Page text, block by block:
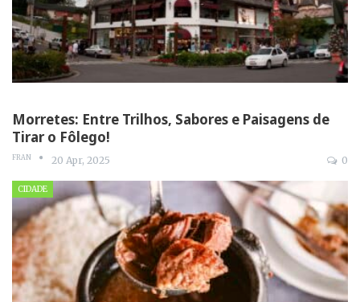
Morretes: Entre Trilhos, Sabores e Paisagens de
Tirar o Fôlego!
FRAN 20 Apr, 2025 0
CIDADE